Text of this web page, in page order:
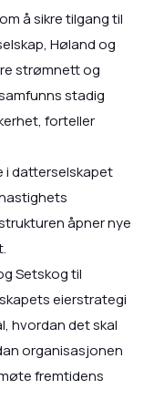
å sikre tilgang til
Høland og
strømnett og
stadig
forteller
i datterselskapet
åpner nye
Setskog til
eierstrategi
hvordan det skal
organisasjonen
fremtidens